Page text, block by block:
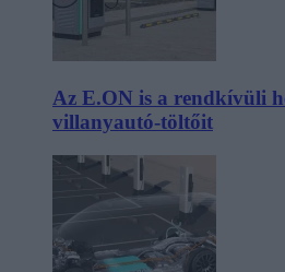
Az E.ON is a rendkívüli
villanyautó-töltőit